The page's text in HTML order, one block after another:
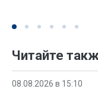
Читайте
08.08.2026 в 15:10